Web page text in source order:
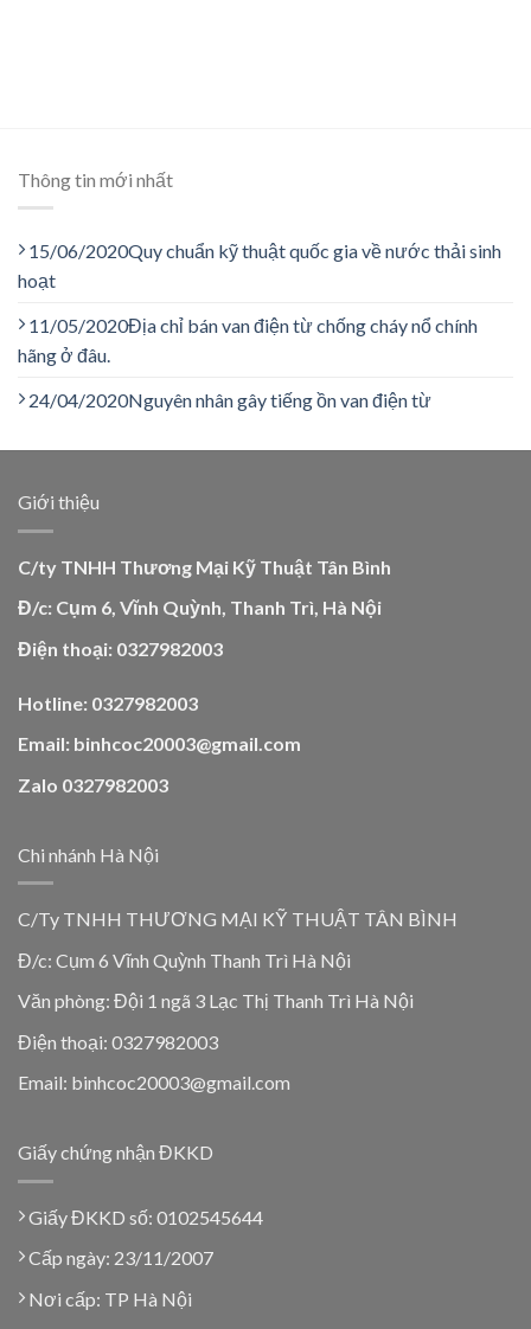
Thông tin mới nhất
15/06/2020Quy chuẩn kỹ thuật quốc gia về nước thải sinh
hoạt
11/05/2020Địa chỉ bán van điện từ chống cháy nổ chính
hãng ở đâu.
24/04/2020Nguyên nhân gây tiếng ồn van điện từ
Giới thiệu
C/ty TNHH Thương Mại Kỹ Thuật Tân Bình
Đ/c: Cụm 6, Vĩnh Quỳnh, Thanh Trì, Hà Nội
Điện thoại: 0327982003
Hotline: 0327982003
Email: binhcoc20003@gmail.com
Zalo 0327982003
Chi nhánh Hà Nội
C/Ty TNHH THƯƠNG MẠI KỸ THUẬT TÂN BÌNH
Đ/c: Cụm 6 Vĩnh Quỳnh Thanh Trì Hà Nội
Văn phòng: Đội 1 ngã 3 Lạc Thị Thanh Trì Hà Nội
Điện thoại: 0327982003
Email: binhcoc20003@gmail.com
Giấy chứng nhận ĐKKD
Giấy ĐKKD số: 0102545644
Cấp ngày: 23/11/2007
Nơi cấp: TP Hà Nội